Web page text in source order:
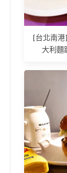
[台北南港
大利麵